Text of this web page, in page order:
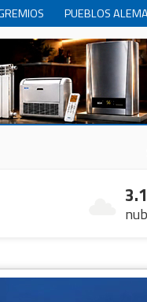
PUEBLOS
INTERNACIONALES